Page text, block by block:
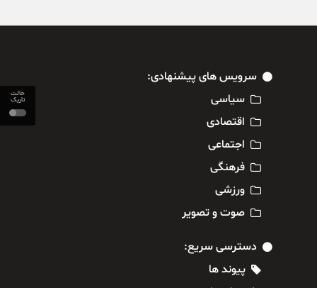
حالت
تاریک
سرویس های پیشنهادی:
سیاسی
اقتصادی
اجتماعی
فرهنگی
ورزشی
صوت و تصویر
دسترسی سریع:
پیوند ها